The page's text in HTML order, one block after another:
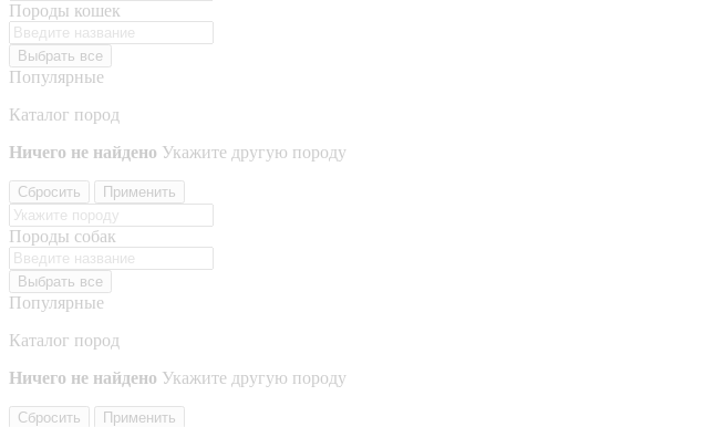
Породы кошек
Выбрать все
Популярные
Каталог пород
Ничего не найдено Укажите другую породу
Сбросить Применить
Породы собак
Выбрать все
Популярные
Каталог пород
Ничего не найдено Укажите другую породу
Сбросить Применить